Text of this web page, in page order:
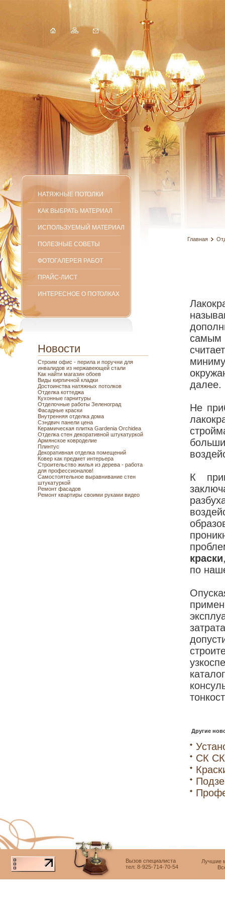
НАТЯЖНЫЕ ПОТОЛКИ
КАК ВЫБРАТЬ МАТЕРИАЛ
ИСПОЛЬЗУЕМЫЙ МАТЕРИАЛ
ПОЛЕЗНЫЕ СОВЕТЫ
ФОТОГАЛЕРЕЯ РАБОТ
ПРАЙС-ЛИСТ
ИНТЕРЕСНОЕ О ПОТОЛКАХ
Новости
Строим офис - перила и поручни для
инвалидов из нержавеющей стали
Как найти магазин обоев
Виды кирпичной кладки
Достоинства натяжных потолков
Отделка коттеджа
Кухонные гарнитуры
Отделочные работы Зеленоград
Фасадные краски
Внутренняя отделка дома
Сэндвич панели цена
Керамическая плитка Gardenia Orchidea
Отделка стен декоративной штукатуркой
Армянское ковроделие
Плинтус
Декоративная отделка помещений
Ковер как предмет интерьера
Строительство жилья из дерева - работа
для профессионалов!
Самостоятельное выравнивание стен
штукатуркой
Ремонт фасадов
Ремонт квартиры своими руками видео
Главная
самым
далее.
Не
К
краски
по
Другие
СК
Вызов специалиста
тел: 8-925-714-70-54
Лучшие